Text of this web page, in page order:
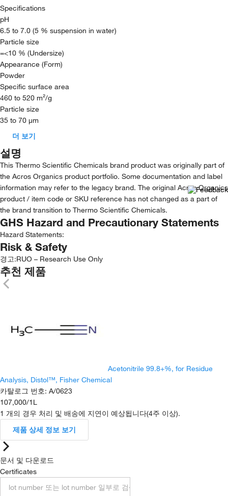
Specifications
pH
6.5 to 7.0 (5 % suspension in water)
Particle size
=<10 % (Undersize)
Appearance (Form)
Powder
Specific surface area
460 to 520 m²/g
Particle size
35 to 70 µm
더 보기
설명
This Thermo Scientific Chemicals brand product was originally part of
the Acros Organics product portfolio. Some documentation and label
information may refer to the legacy brand. The original Acros Organics
product / item code or SKU reference has not changed as a part of
the brand transition to Thermo Scientific Chemicals.
GHS Hazard and Precautionary Statements
Hazard Statements:
Risk & Safety
경고:RUO – Research Use Only
추천 제품
Acetonitrile 99.8+%, for Residue
Analysis, Distol™, Fisher Chemical
카탈로그 번호: A/0623
107,000/1L
1 개의 경우 처리 및 배송에 지연이 예상됩니다(4주 이상).
제품 상세 정보 보기
문서 및 다운로드
Certificates